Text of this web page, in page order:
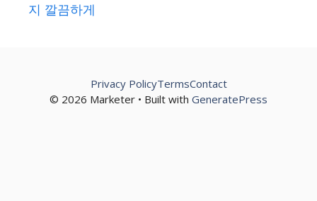
지 깔끔하게
© 2026 Marketer • Built with GeneratePress
Privacy PolicyTermsContact